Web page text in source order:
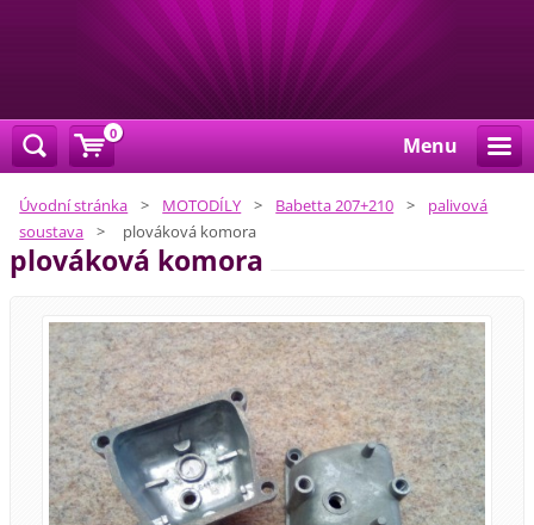
Menu
Úvodní stránka > MOTODÍLY > Babetta 207+210 >
palivová
soustava
> plováková komora
plováková komora
0